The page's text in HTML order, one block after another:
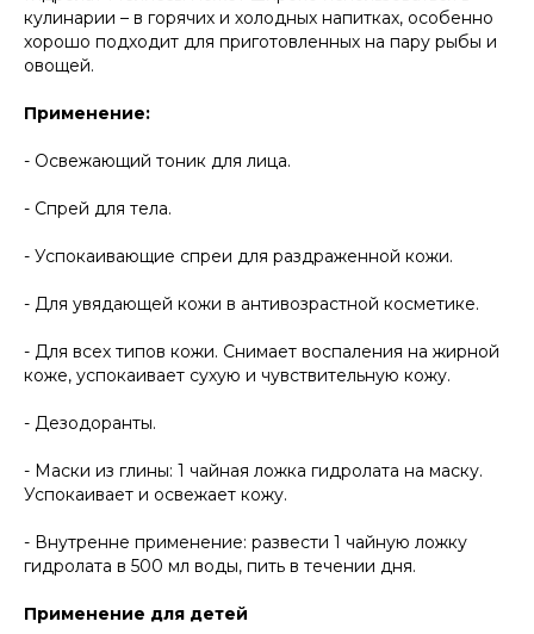
кулинарии – в горячих и холодных напитках, особенно
хорошо подходит для приготовленных на пару рыбы и
овощей.
Применение:
- Освежающий тоник для лица.
- Спрей для тела.
- Успокаивающие спреи для раздраженной кожи.
- Для увядающей кожи в антивозрастной косметике.
- Для всех типов кожи. Снимает воспаления на жирной
коже, успокаивает сухую и чувствительную кожу.
- Дезодоранты.
- Маски из глины: 1 чайная ложка гидролата на маску.
Успокаивает и освежает кожу.
- Внутренне применение: развести 1 чайную ложку
гидролата в 500 мл воды, пить в течении дня.
Применение для детей